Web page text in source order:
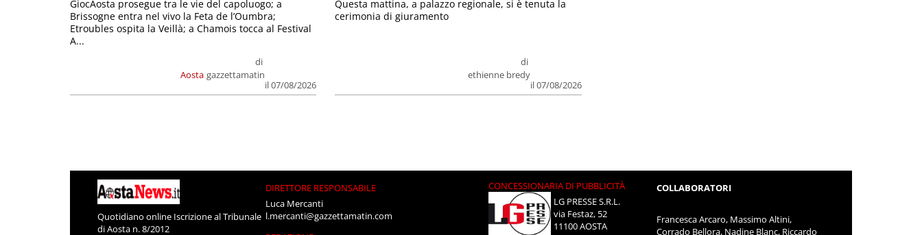
Aosta
di
gazzettamatin
il 07/08/2026
GiocAosta prosegue tra le vie del capoluogo; a
Brissogne entra nel vivo la Feta de l’Oumbra;
Etroubles ospita la Veillà; a Chamois tocca al Festival
A...
di
ethienne bredy
il 07/08/2026
Questa mattina, a palazzo regionale, si è tenuta la
cerimonia di giuramento
Quotidiano online Iscrizione al Tribunale
di Aosta n. 8/2012
DIRETTORE RESPONSABILE
Luca Mercanti
l.mercanti@gazzettamatin.com
CONCESSIONARIA DI PUBBLICITÀ
LG PRESSE S.R.L.
via Festaz, 52
11100 AOSTA
COLLABORATORI
Francesca Arcaro, Massimo Altini,
Corrado Bellora, Nadine Blanc, Riccardo